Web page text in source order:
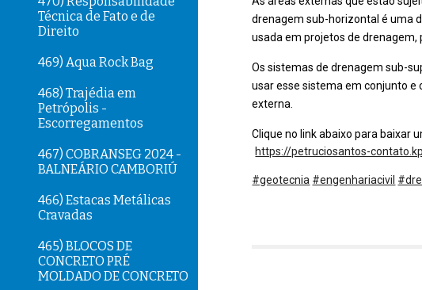
Técnica de Fato e de
Direito
469) Aqua Rock Bag
468) Trajédia em
Petrópolis -
Escorregamentos
467) COBRANSEG 2024 -
BALNEÁRIO CAMBORIÚ
466) Estacas Metálicas
Cravadas
465) BLOCOS DE
CONCRETO PRÉ
MOLDADO DE CONCRETO
drenagem sub-horizontal é uma
usada em projetos de
Os sistemas de drenagem sub-
usar esse sistema em conjunto
externa.
Clique no link abaixo para baixar
https://petruciosantos-
#geotecnia #engenhariacivil